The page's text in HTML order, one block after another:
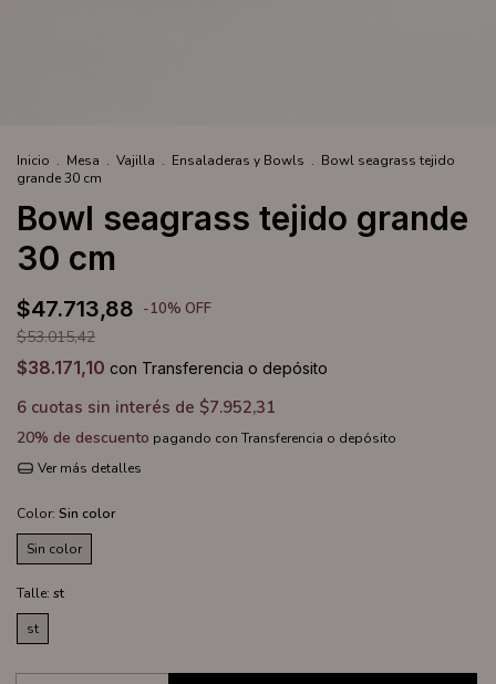
Inicio . Mesa . Vajilla . Ensaladeras y Bowls . Bowl seagrass tejido
grande 30 cm
Bowl seagrass tejido grande
30 cm
$47.713,88 -10% OFF
$53.015,42
$38.171,10 con Transferencia o depósito
6 cuotas sin interés de $7.952,31
20% de descuento pagando con Transferencia o depósito
Ver más detalles
Color: Sin color
Sin color
Talle: st
st